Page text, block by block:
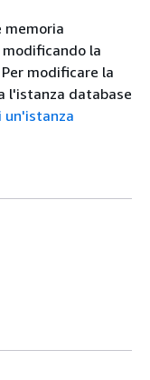
memoria
la
modificare la
l'istanza database
un'istanza